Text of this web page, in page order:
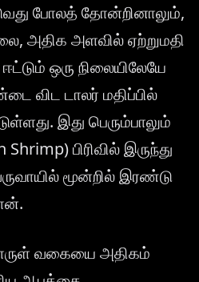
போலத் தோன்றினாலும்,
அதிக அளவில் ஏற்றுமதி
ஒரு நிலையிலேயே
விட டாலர் மதிப்பில்
இது பெரும்பாலும்
பிரிவில் இருந்து
மூன்றில் இரண்டு
வகையை அதிகம்